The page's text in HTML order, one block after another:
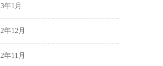
年1月
年12月
年11月